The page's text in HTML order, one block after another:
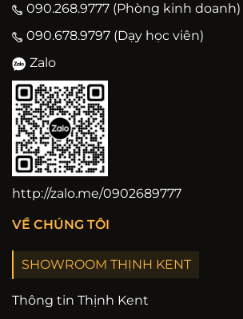
090.268.9777 (Phòng kinh doanh)
090.678.9797 (Dạy học viên)
Zalo
http://zalo.me/0902689777
VỀ CHÚNG TÔI
SHOWROOM THỊNH KENT
Thông tin Thịnh Kent